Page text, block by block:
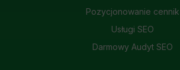
Pozycjonowanie cennik
Usługi SEO
Darmowy Audyt SEO